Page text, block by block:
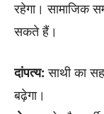
रहेगा। सामाजिक
सकते हैं।
दांपत्य: साथी का
बढ़ेगा।